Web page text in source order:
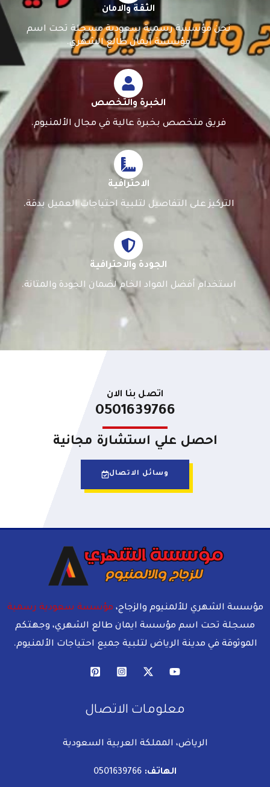
الثقة والامان
نحن مؤسسة رسمية سعودية مسجلة تحت اسم
مؤسسة ايمان طالع الشهري.
الخبرة والتخصص
فريق متخصص بخبرة عالية في مجال الألمنيوم.
الاحترافية
التركيز على التفاصيل لتلبية احتياجات العميل بدقة.
الجودة والاحترافية
استخدام أفضل المواد الخام لضمان الجودة والمتانة.
اتصل بنا الان
0501639766
احصل علي استشارة مجانية
وسائل الاتصال
الشهري للألمنيوم والزجاج،مؤسسة سعودية رسمية
مسجلة تحت اسم مؤسسة ايمان طالع الشهري، وجهتكم
الموثوقة في مدينة الرياض لتلبية جميع احتياجات الألمنيوم.
معلومات الاتصال
الرياض، المملكة العربية السعودية
الهاتف:0501639766